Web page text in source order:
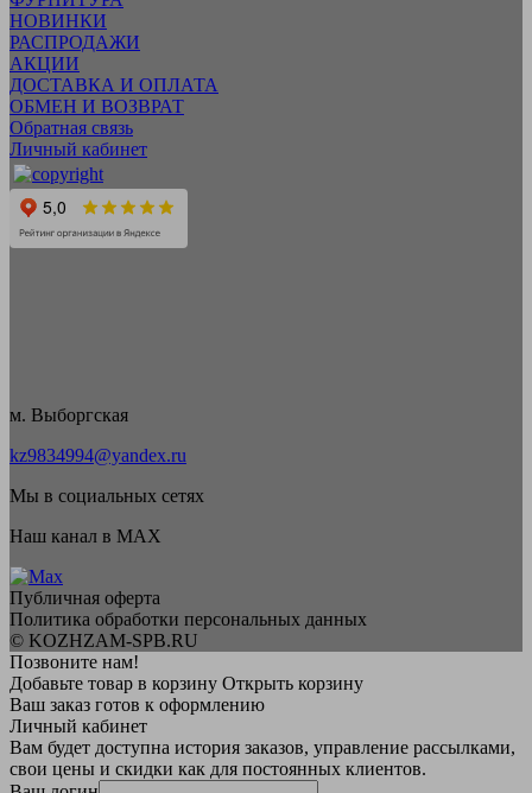
НОВИНКИ
РАСПРОДАЖИ
АКЦИИ
ДОСТАВКА И ОПЛАТА
ОБМЕН И ВОЗВРАТ
Обратная связь
Личный кабинет
м. Выборгская
kz9834994@yandex.ru
Мы в социальных сетях
Наш канал в MAX
Публичная оферта
Политика обработки персональных данных
© KOZHZAM-SPB.RU
Позвоните нам!
Добавьте товар в корзину Открыть корзину
Ваш заказ готов к оформлению
Личный кабинет
Вам будет доступна история заказов, управление рассылками,
свои цены и скидки как для постоянных клиентов.